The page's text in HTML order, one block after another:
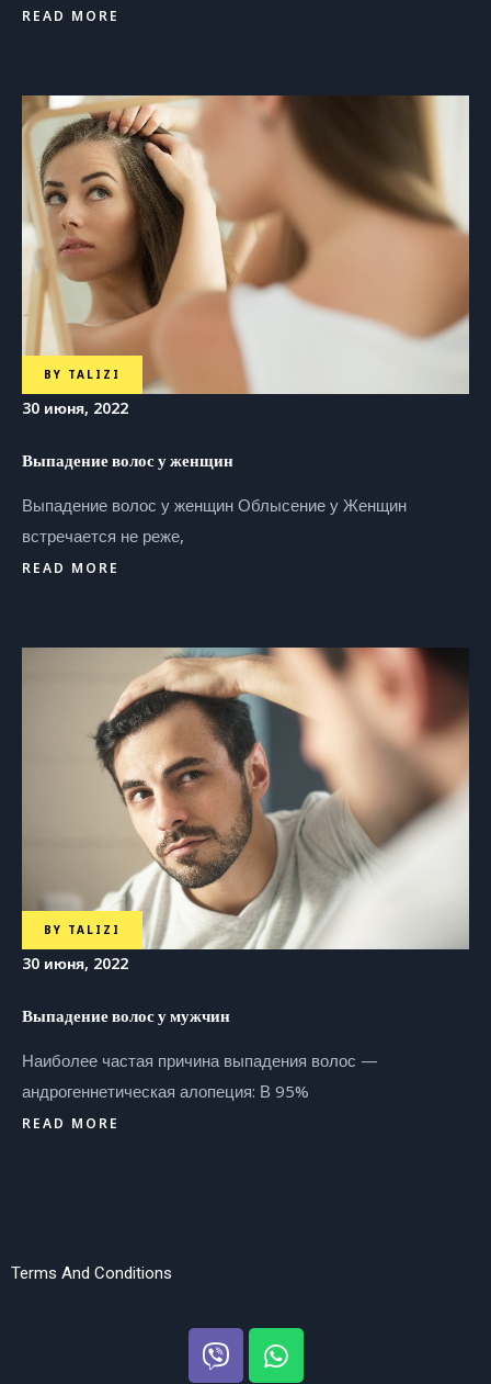
READ MORE
BY TALIZI
30 июня, 2022
Выпадение волос у женщин
Выпадение волос у женщин Облысение у Женщин
встречается не реже,
READ MORE
BY TALIZI
30 июня, 2022
Выпадение волос у мужчин
Наиболее частая причина выпадения волос —
андрогеннетическая алопеция: В 95%
READ MORE
Terms And Conditions